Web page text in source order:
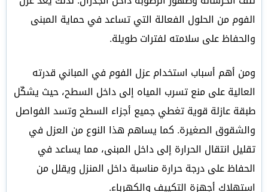
الفوم من الحلول الفعالة التي تساعد في حماية المبنى
والحفاظ على سلامته لفترات طويلة.
ومن أهم أسباب استخدام عزل الفوم في المباني قدرته
العالية على منع تسرب المياه إلى داخل السطح، حيث يشكّل
طبقة عازلة قوية تغطي جميع أجزاء السطح وتسد الفواصل
والشقوق الصغيرة. كما يساهم هذا النوع من العزل في
تقليل انتقال الحرارة إلى داخل المبنى، مما يساعد في
الحفاظ على درجة حرارة مناسبة داخل المنزل ويقلل من
استهلاك أجهزة التكييف والكهرباء.